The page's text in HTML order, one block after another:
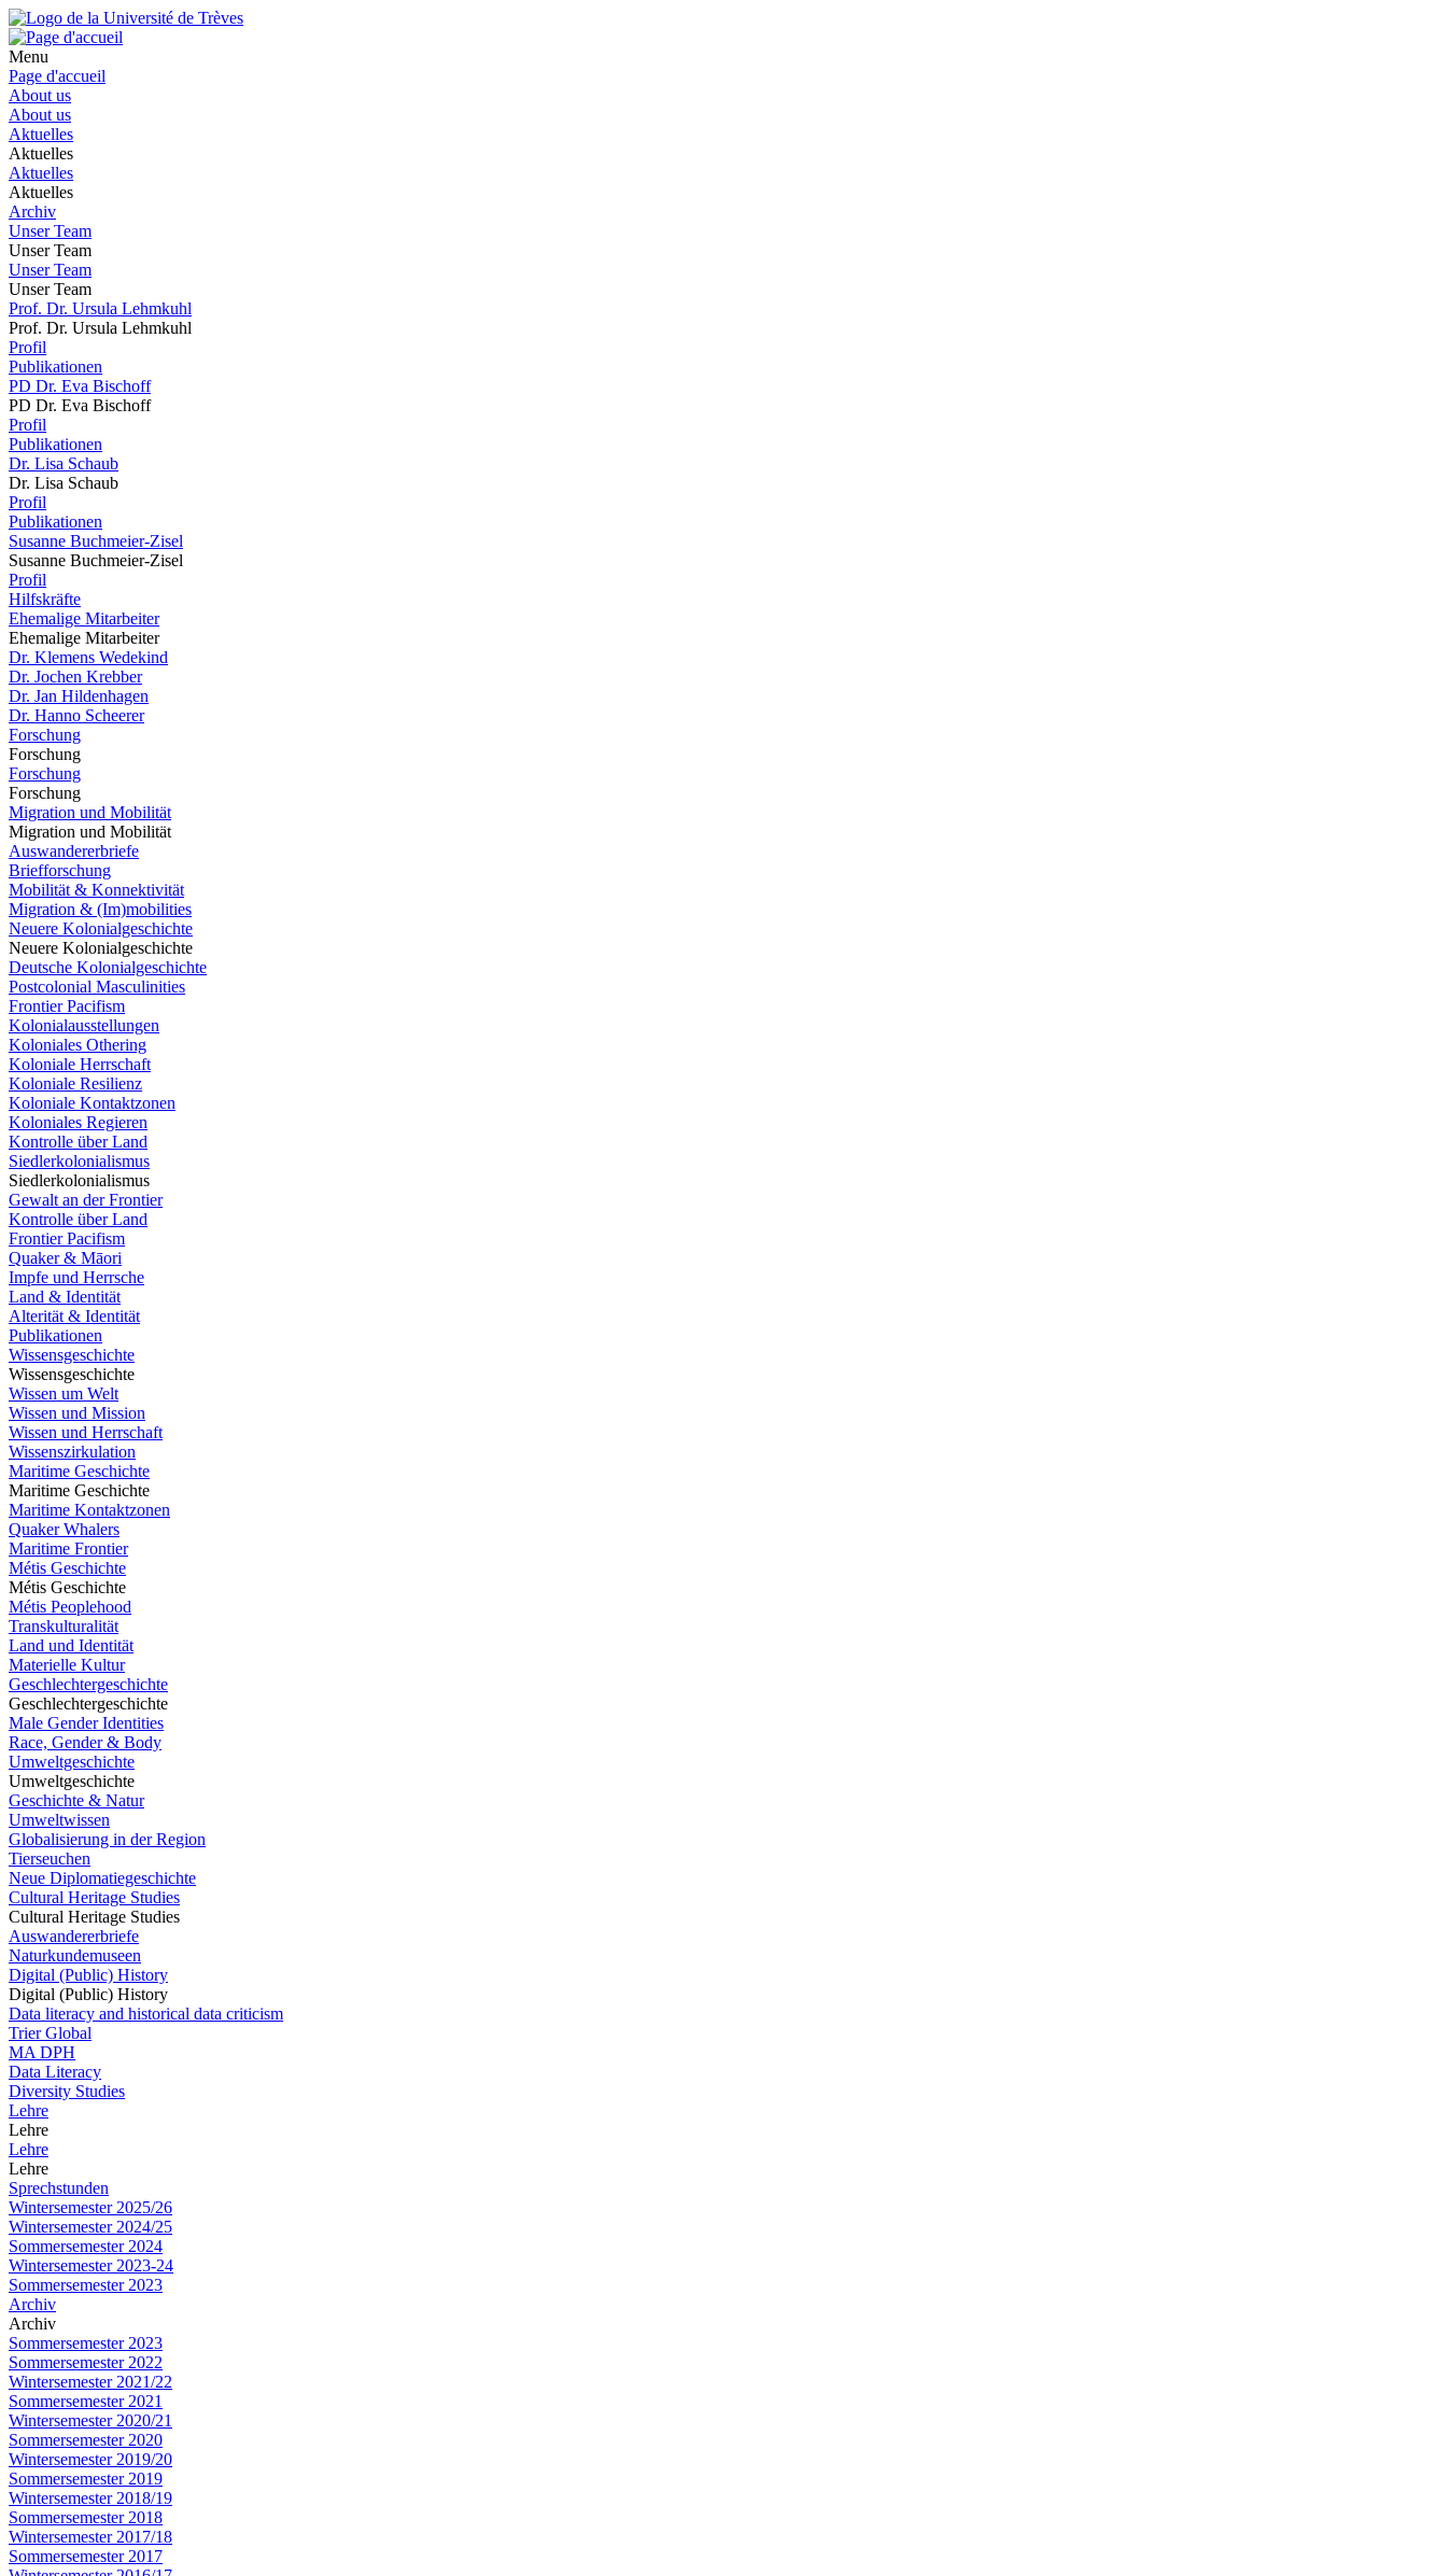
Menu
Page d'accueil
About us
About us
Aktuelles
Aktuelles
Aktuelles
Aktuelles
Archiv
Unser Team
Unser Team
Unser Team
Unser Team
Prof. Dr. Ursula Lehmkuhl
Prof. Dr. Ursula Lehmkuhl
Profil
Publikationen
PD Dr. Eva Bischoff
PD Dr. Eva Bischoff
Profil
Publikationen
Dr. Lisa Schaub
Dr. Lisa Schaub
Profil
Publikationen
Susanne Buchmeier-Zisel
Susanne Buchmeier-Zisel
Profil
Hilfskräfte
Ehemalige Mitarbeiter
Ehemalige Mitarbeiter
Dr. Klemens Wedekind
Dr. Jochen Krebber
Dr. Jan Hildenhagen
Dr. Hanno Scheerer
Forschung
Forschung
Forschung
Forschung
Migration und Mobilität
Migration und Mobilität
Auswandererbriefe
Briefforschung
Mobilität & Konnektivität
Migration & (Im)mobilities
Neuere Kolonialgeschichte
Neuere Kolonialgeschichte
Deutsche Kolonialgeschichte
Postcolonial Masculinities
Frontier Pacifism
Kolonialausstellungen
Koloniales Othering
Koloniale Herrschaft
Koloniale Resilienz
Koloniale Kontaktzonen
Koloniales Regieren
Kontrolle über Land
Siedlerkolonialismus
Siedlerkolonialismus
Gewalt an der Frontier
Kontrolle über Land
Frontier Pacifism
Quaker & Māori
Impfe und Herrsche
Land & Identität
Alterität & Identität
Publikationen
Wissensgeschichte
Wissensgeschichte
Wissen um Welt
Wissen und Mission
Wissen und Herrschaft
Wissenszirkulation
Maritime Geschichte
Maritime Geschichte
Maritime Kontaktzonen
Quaker Whalers
Maritime Frontier
Métis Geschichte
Métis Geschichte
Métis Peoplehood
Transkulturalität
Land und Identität
Materielle Kultur
Geschlechtergeschichte
Geschlechtergeschichte
Male Gender Identities
Race, Gender & Body
Umweltgeschichte
Umweltgeschichte
Geschichte & Natur
Umweltwissen
Globalisierung in der Region
Tierseuchen
Neue Diplomatiegeschichte
Cultural Heritage Studies
Cultural Heritage Studies
Auswandererbriefe
Naturkundemuseen
Digital (Public) History
Digital (Public) History
Data literacy and historical data criticism
Trier Global
MA DPH
Data Literacy
Diversity Studies
Lehre
Lehre
Lehre
Lehre
Sprechstunden
Wintersemester 2025/26
Wintersemester 2024/25
Sommersemester 2024
Wintersemester 2023-24
Sommersemester 2023
Archiv
Archiv
Sommersemester 2023
Sommersemester 2022
Wintersemester 2021/22
Sommersemester 2021
Wintersemester 2020/21
Sommersemester 2020
Wintersemester 2019/20
Sommersemester 2019
Wintersemester 2018/19
Sommersemester 2018
Wintersemester 2017/18
Sommersemester 2017